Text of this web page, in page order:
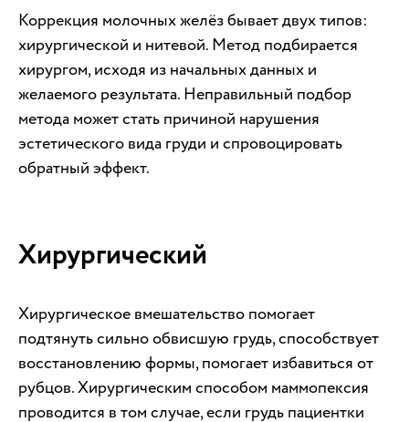
Коррекция молочных желёз бывает двух типов:
хирургической и нитевой. Метод подбирается
хирургом, исходя из начальных данных и
желаемого результата. Неправильный подбор
метода может стать причиной нарушения
эстетического вида груди и спровоцировать
обратный эффект.
Хирургический
Хирургическое вмешательство помогает
подтянуть сильно обвисшую грудь, способствует
восстановлению формы, помогает избавиться от
рубцов. Хирургическим способом маммопексия
проводится в том случае, если грудь пациентки